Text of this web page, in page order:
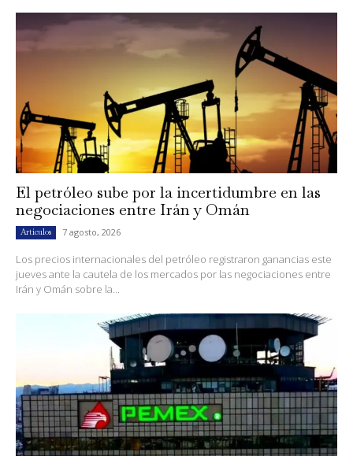
El petróleo sube por la incertidumbre en las
negociaciones entre Irán y Omán
Artículos 7 agosto, 2026
Los precios internacionales del petróleo registraron ganancias este
jueves ante la cautela de los mercados por las negociaciones entre
Irán y Omán sobre la...